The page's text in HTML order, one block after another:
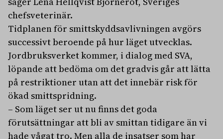
chefsveterinär.
Tidplanen för smittskyddsavlivningen avgörs
successivt beroende på hur läget utvecklas.
Jordbruksverket kommer, i dialog med SVA,
löpande att bedöma om det gradvis går att lätta
på restriktioner utan att det innebär risk för
ökad smittspridning.
– Som läget ser ut nu finns det goda
förutsättningar att bli av smittan tidigare än vi
hade vågat tro. Men alla de insatser som har